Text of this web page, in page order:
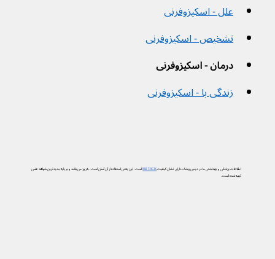
علل - اسکیزوفرنی
تشخیص - اسکیزوفرنی
درمان - اسکیزوفرنی
زندگی با - اسکیزوفرنی
اطلاعات پزشکی و بهداشتی ما در دیجی‌پزشک دارای نشان کیفیتPIF TICKاست. این یعنی استفاده از آن آسان است، به‌روز می‌باشد و بر پایه جدیدترین شواهد علمی
تهیه شده است.